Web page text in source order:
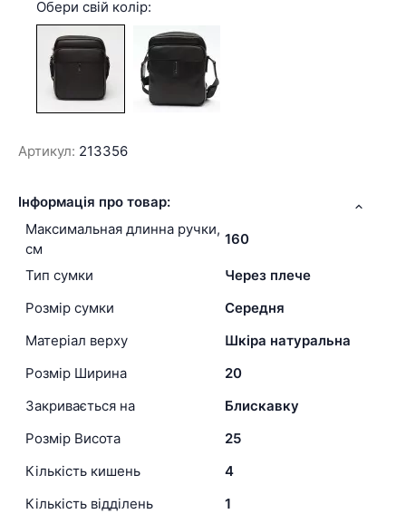
Обери свій колір:
Артикул: 213356
Інформація про товар:
Максимальная длинна ручки,
см
160
Тип сумки
Через плече
Розмір сумки
Середня
Матеріал верху
Шкіра натуральна
Розмір Ширина
20
Закривається на
Блискавку
Розмір Висота
25
Кількість кишень
4
Кількість відділень
1